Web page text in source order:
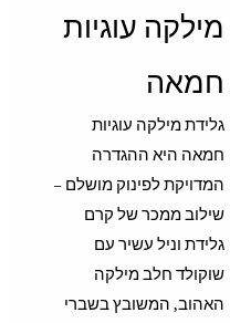
מילקה עוגיות
חמאה
גלידת מילקה עוגיות
חמאה היא ההגדרה
המדויקת לפינוק מושלם –
שילוב ממכר של קרם
גלידת וניל עשיר עם
שוקולד חלב מילקה
האהוב, המשובץ בשברי